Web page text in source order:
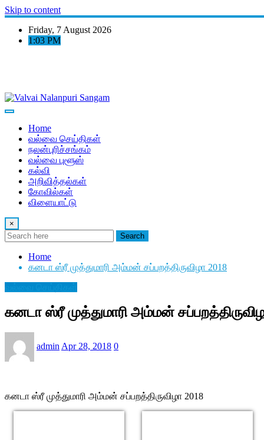
Skip to content
Friday, 7 August 2026
1:03 PM
Home
வல்வை செய்திகள்
நலன்புரிச்சங்கம்
வல்வை புளூஸ்
கல்வி
அறிவித்தல்கள்
கோவில்கள்
விளையாட்டு
×
Search
Home
கனடா ஸ்ரீ முத்துமாரி அம்மன் சப்பறத்திருவிழா 2018
கனடா ஸ்ரீ முத்துமாரி அம்மன்
admin Apr 28, 2018 0
கனடா ஸ்ரீ முத்துமாரி அம்மன் சப்பறத்திருவிழா 2018